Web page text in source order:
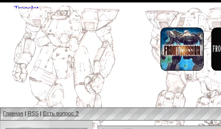
Главная | RSS | Есть вопрос ?